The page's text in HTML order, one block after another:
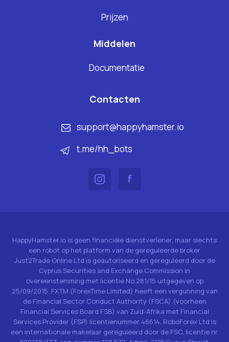
Prijzen
Middelen
Documentatie
Contacten
support@happyhamster.io
t.me/hh_bots
HappyHamster.io is geen financiële dienstverlener, maar slechts
een robot op het platform van de gereguleerde broker
Just2Trade Online Ltd is geautoriseerd en gereguleerd door de
Cyprus Securities and Exchange Commission in
overeenstemming met licentie No.281/15 uitgegeven op
25/09/2015. FXTM (ForexTime Limited) heeft een vergunning van
de Financial Sector Conduct Authority (FSCA) (voorheen
Financial Services Board FSB) van Zuid-Afrika met Financial
Services Provider (FSP) licentienummer 46614. RoboForex Ltd is
een internationale makelaar gereguleerd door de FSC, licentie nr.